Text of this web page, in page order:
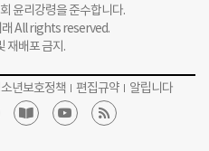
윤리강령을 준수합니다.
All rights reserved.
재배포 금지.
년보호정책 편집규약 알립니다